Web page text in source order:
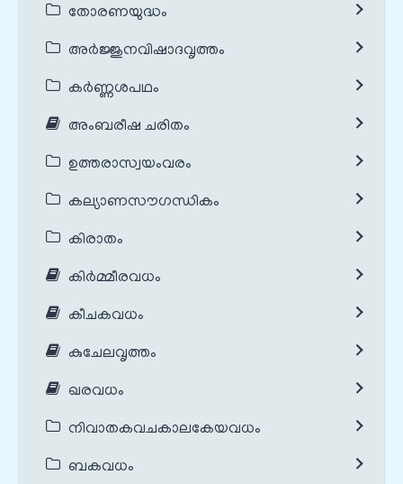
തോരണയുദ്ധം
അർജ്ജുനവിഷാദവൃത്തം
കർണ്ണശപഥം
അംബരീഷ ചരിതം
ഉത്തരാസ്വയംവരം
കല്യാണസൗഗന്ധികം
കിരാതം
കിർമ്മീരവധം
കീചകവധം
കുചേലവൃത്തം
ഖരവധം
നിവാതകവചകാലകേയവധം
ബകവധം